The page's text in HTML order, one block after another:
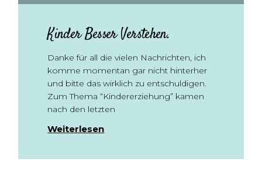
Kinder Besser Verstehen.
Danke für all die vielen Nachrichten, ich
komme momentan gar nicht hinterher
und bitte das wirklich zu entschuldigen.
Zum Thema “Kindererziehung” kamen
nach den letzten
Weiterlesen